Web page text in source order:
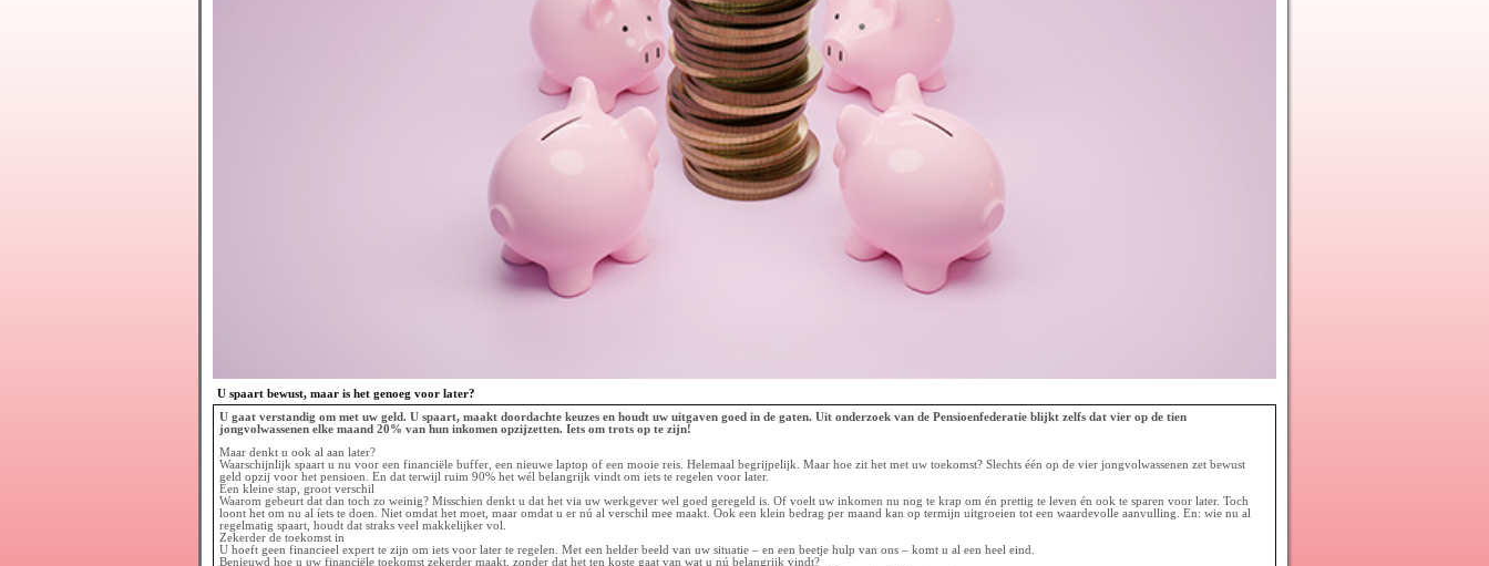
U spaart bewust, maar is het genoeg voor later?
U gaat verstandig om met uw geld. U spaart, maakt doordachte keuzes en houdt uw uitgaven goed in de gaten. Uit onderzoek van de Pensioenfederatie blijkt zelfs dat vier op de tien
jongvolwassenen elke maand 20% van hun inkomen opzijzetten. Iets om trots op te zijn!
Maar denkt u ook al aan later?
Waarschijnlijk spaart u nu voor een financiële buffer, een nieuwe laptop of een mooie reis. Helemaal begrijpelijk. Maar hoe zit het met uw toekomst? Slechts één op de vier jongvolwassenen zet bewust
geld opzij voor het pensioen. En dat terwijl ruim 90% het wél belangrijk vindt om iets te regelen voor later.
Een kleine stap, groot verschil
Waarom gebeurt dat dan toch zo weinig? Misschien denkt u dat het via uw werkgever wel goed geregeld is. Of voelt uw inkomen nu nog te krap om én prettig te leven én ook te sparen voor later. Toch
loont het om nu al íets te doen. Niet omdat het moet, maar omdat u er nú al verschil mee maakt. Ook een klein bedrag per maand kan op termijn uitgroeien tot een waardevolle aanvulling. En: wie nu al
regelmatig spaart, houdt dat straks veel makkelijker vol.
Zekerder de toekomst in
U hoeft geen financieel expert te zijn om iets voor later te regelen. Met een helder beeld van uw situatie – en een beetje hulp van ons – komt u al een heel eind.
Benieuwd hoe u uw financiële toekomst zekerder maakt, zonder dat het ten koste gaat van wat u nú belangrijk vindt?